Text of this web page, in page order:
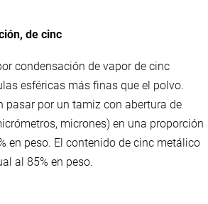
de cinc
condensación de vapor de cinc
esféricas más finas que el polvo.
pasar por un tamiz con abertura de
micrones) en una proporción
en peso. El contenido de cinc metálico
al 85% en peso.